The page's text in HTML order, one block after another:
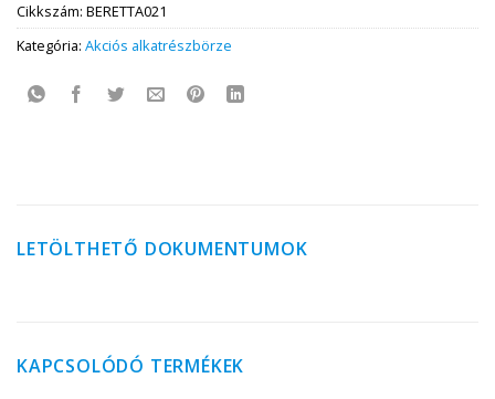
Cikkszám: BERETTA021
Kategória: Akciós alkatrészbörze
LETÖLTHETŐ DOKUMENTUMOK
KAPCSOLÓDÓ TERMÉKEK